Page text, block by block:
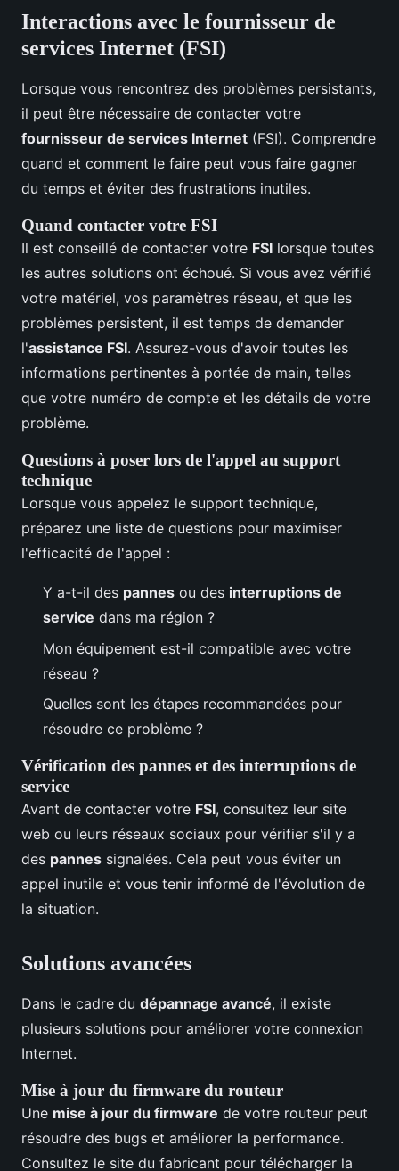
Interactions avec le fournisseur de
services Internet (FSI)
Lorsque vous rencontrez des problèmes persistants,
il peut être nécessaire de contacter votre
fournisseur de services Internet (FSI). Comprendre
quand et comment le faire peut vous faire gagner
du temps et éviter des frustrations inutiles.
Quand contacter votre FSI
Il est conseillé de contacter votre FSI lorsque toutes
les autres solutions ont échoué. Si vous avez vérifié
votre matériel, vos paramètres réseau, et que les
problèmes persistent, il est temps de demander
l'assistance FSI. Assurez-vous d'avoir toutes les
informations pertinentes à portée de main, telles
que votre numéro de compte et les détails de votre
problème.
Questions à poser lors de l'appel au support
technique
Lorsque vous appelez le support technique,
préparez une liste de questions pour maximiser
l'efficacité de l'appel :
Y a-t-il des pannes ou des interruptions de
service dans ma région ?
Mon équipement est-il compatible avec votre
réseau ?
Quelles sont les étapes recommandées pour
résoudre ce problème ?
Vérification des pannes et des interruptions de
service
Avant de contacter votre FSI, consultez leur site
web ou leurs réseaux sociaux pour vérifier s'il y a
des pannes signalées. Cela peut vous éviter un
appel inutile et vous tenir informé de l'évolution de
la situation.
Solutions avancées
Dans le cadre du dépannage avancé, il existe
plusieurs solutions pour améliorer votre connexion
Internet.
Mise à jour du firmware du routeur
Une mise à jour du firmware de votre routeur peut
résoudre des bugs et améliorer la performance.
Consultez le site du fabricant pour télécharger la